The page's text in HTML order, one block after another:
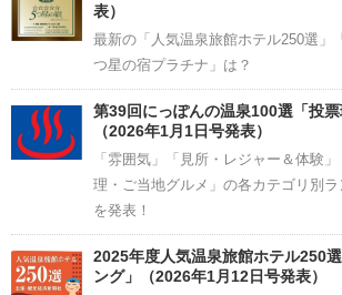
表）
最新の「人気温泉旅館ホテル250選」
つ星の宿プラチナ」は？
第39回にっぽんの温泉100選「投票
（2026年1月1日号発表）
「雰囲気」「見所・レジャー＆体験
理・ご当地グルメ」の各カテゴリ別
を発表！
2025年度人気温泉旅館ホテル250
ング」（2026年1月12日号発表）